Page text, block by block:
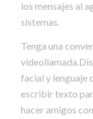
los mensajes al
sistemas.
Tenga una
facial y lenguaje
escribir texto
hacer amigos